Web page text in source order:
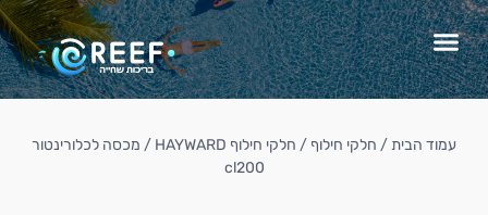
עמוד הבית/ חלקי חילוף / חלקי חילוף HAYWARD
/ מכסה לכלורינטור
cl200